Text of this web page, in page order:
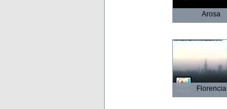
Arosa
Florencia